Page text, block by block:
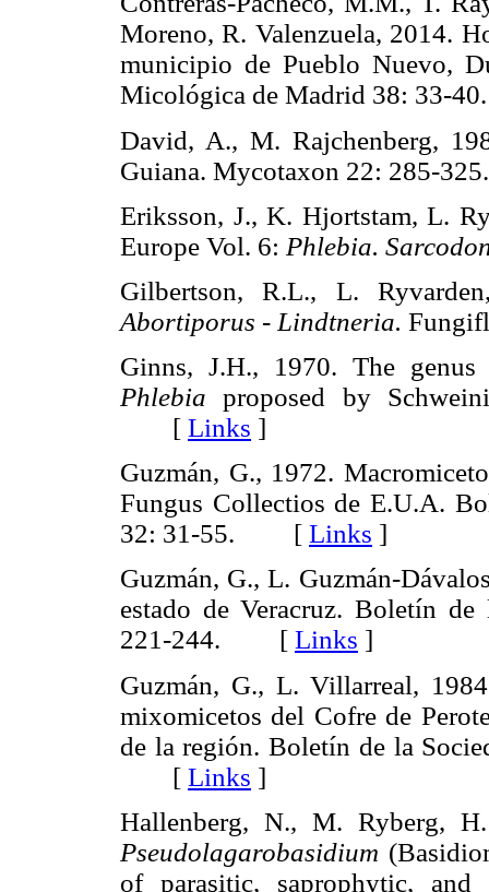
Moreno, R. Valenzuela, 2014.
municipio de Pueblo Nuevo,
Micológica de Madrid 38:
David, A., M. Rajchenberg,
Guiana. Mycotaxon 22:
Eriksson, J., K. Hjortstam, L.
Europe Vol. 6: Phlebia.
Gilbertson, R.L., L.
Abortiporus - Lindtneria.
Ginns, J.H., 1970. The
Phlebia proposed by
[ Links ]
Guzmán, G., 1972.
Fungus Collectios de E.U.A.
32: 31-55. [ Links ]
Guzmán, G., L. Guzmán-
estado de Veracruz. Boletín
221-244. [ Links ]
Guzmán, G., L. Villarreal,
mixomicetos del Cofre de
de la región. Boletín de la
[ Links ]
Hallenberg, N., M. Ryberg,
Pseudolagarobasidium
of parasitic, saprophytic, and